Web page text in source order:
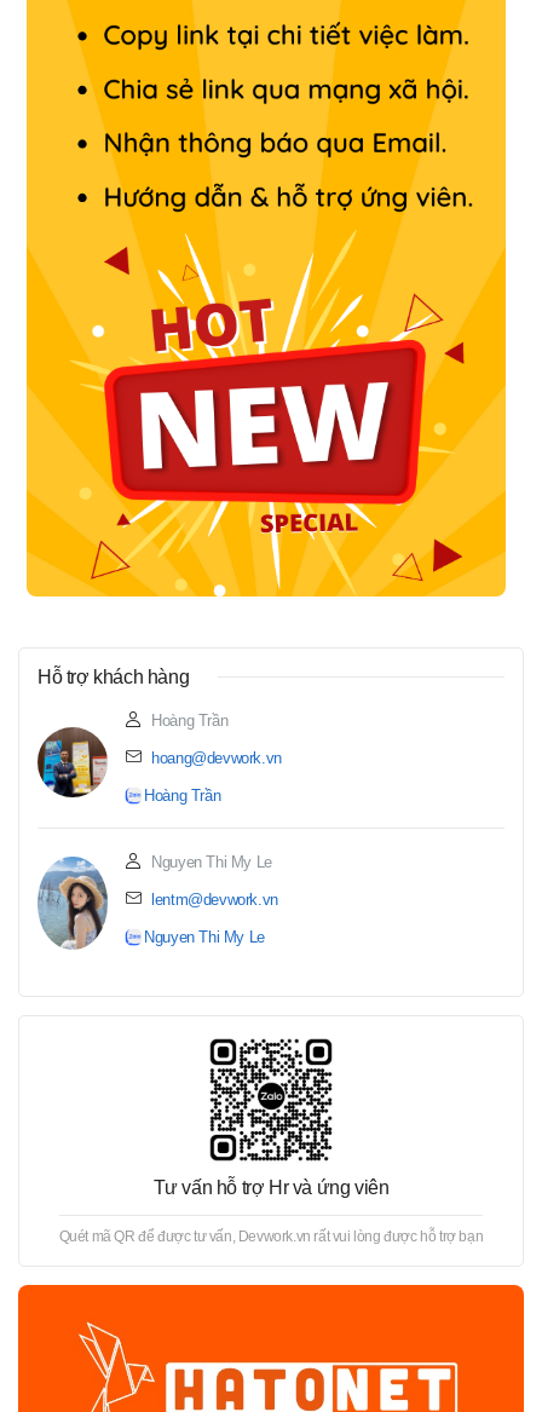
Hỗ trợ khách hàng
Hoàng Trần
hoang@devwork.vn
Hoàng Trần
Nguyen Thi My Le
lentm@devwork.vn
Nguyen Thi My Le
Tư vấn hỗ trợ Hr và ứng viên
Quét mã QR để được tư vấn, Devwork.vn rất vui lòng được hỗ trợ bạn